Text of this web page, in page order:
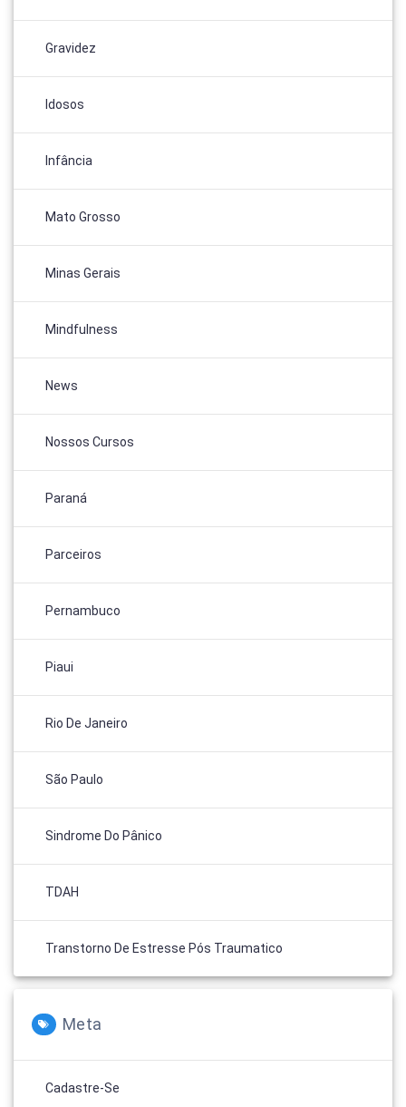
Gravidez
Idosos
Infância
Mato Grosso
Minas Gerais
Mindfulness
News
Nossos Cursos
Paraná
Parceiros
Pernambuco
Piaui
Rio De Janeiro
São Paulo
Sindrome Do Pânico
TDAH
Transtorno De Estresse Pós Traumatico
Meta
Cadastre-Se